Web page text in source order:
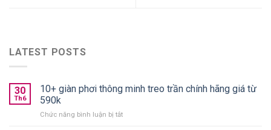
LATEST POSTS
30
Th6
10+ giàn phơi thông minh treo trần chính hãng giá từ
590k
Chức năng bình luận bị tắtở